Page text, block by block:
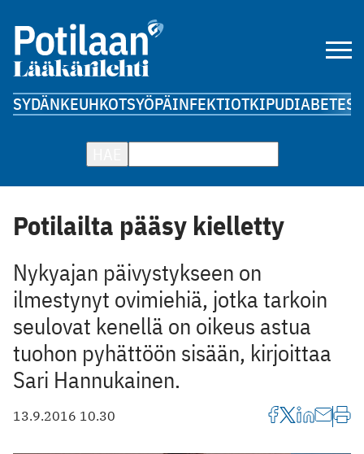
SYDÄNKEUHKOTSYÖPÄINFEKTIOTKIPUDIABETES
Potilailta pääsy kielletty
Nykyajan päivystykseen on
ilmestynyt ovimiehiä, jotka tarkoin
seulovat kenellä on oikeus astua
tuohon pyhättöön sisään, kirjoittaa
Sari Hannukainen.
13.9.2016 10.30